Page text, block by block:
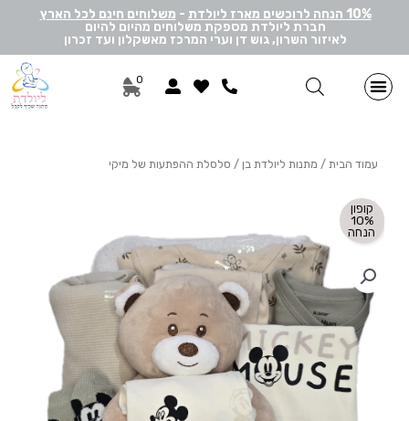
10% הנחה לרוכשים מארז ליולדת - משלוחים חינם לכל הארץ
חברת ליולדת מספקת משלוחים מהיום להיום
לאיזור השרון, גוש דן וערי המרכז מאשקלון ועד זכרון
0
עמוד הבית / מתנות ליולדת בן / סלסלת ההפתעות של מיקי
קופון
10%
הנחה